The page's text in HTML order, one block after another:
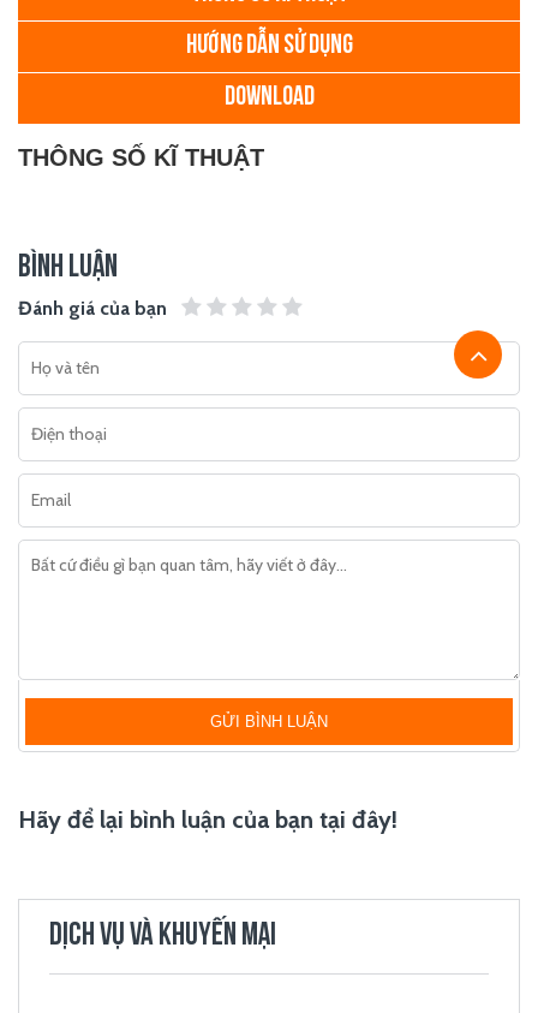
HƯỚNG DẪN SỬ DỤNG
DOWNLOAD
THÔNG SỐ KĨ THUẬT
BÌNH LUẬN
Đánh giá của bạn
GỬI BÌNH LUẬN
Hãy để lại bình luận của bạn tại đây!
DỊCH VỤ VÀ KHUYẾN MẠI